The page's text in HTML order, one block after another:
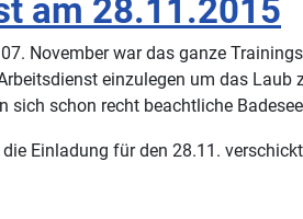
am 28.11.2015
November war das ganze
einzulegen um das
sich schon recht beachtliche
Einladung für den 28.11.